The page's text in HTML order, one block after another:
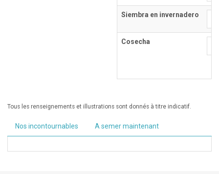
Siembra en invernadero
Cosecha
Tous les renseignements et illustrations sont donnés à titre indicatif.
Nos incontournables A semer maintenant